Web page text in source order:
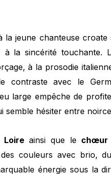
la jeune chanteuse croate
la sincérité touchante.
à la prosodie
contraste avec le
large empêche de
semble hésiter entre
Loireainsi que le chœur
couleurs avec brio,
énergie sous la